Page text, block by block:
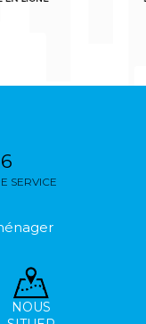
SERVICE
NOUS